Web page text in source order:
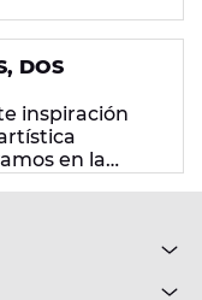
DOS
inspiración
en la